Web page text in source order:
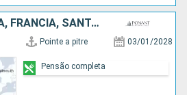
ANTIGUA E BARBUDA, FRANCIA, SANTA LUCIA
Pointe a pitre 03/01/2028
Pensão completa